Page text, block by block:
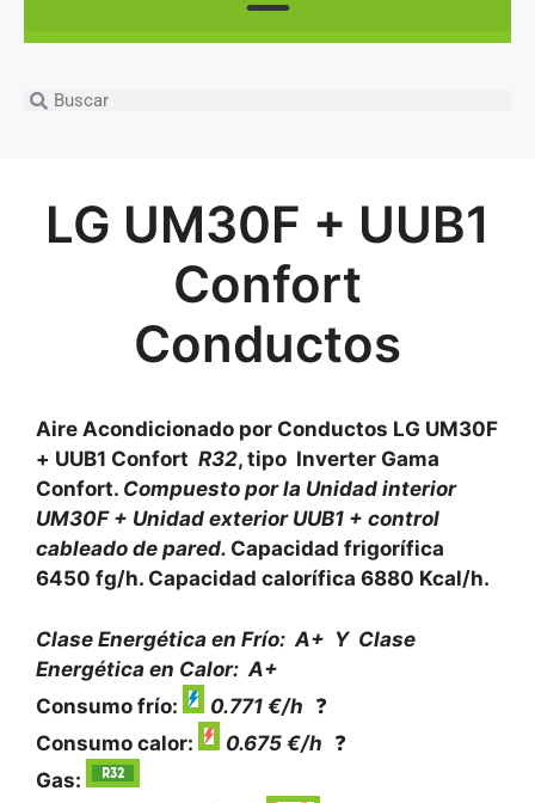
LG UM30F + UUB1
Confort
Conductos
Aire Acondicionado por Conductos LG UM30F
+ UUB1 Confort R32, tipo Inverter Gama
Confort. Compuesto por la Unidad interior
UM30F + Unidad exterior UUB1 + control
cableado de pared. Capacidad frigorífica
6450 fg/h. Capacidad calorífica 6880 Kcal/h.
Clase Energética en Frío: A+ Y Clase
Energética en Calor: A+
Consumo frío:
0.771 €/h ❓
Consumo calor:
0.675 €/h ❓
Gas: